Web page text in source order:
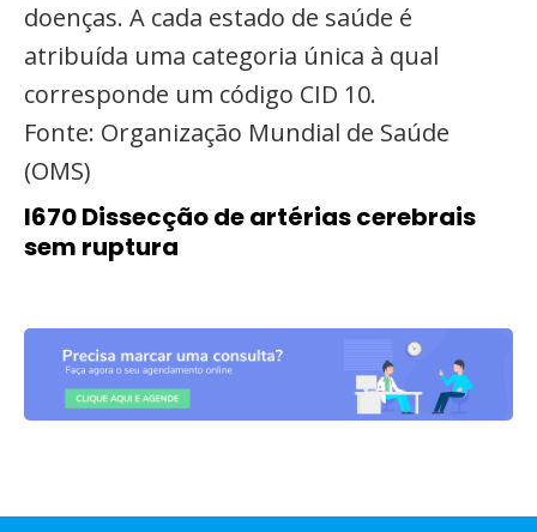
doenças. A cada estado de saúde é
atribuída uma categoria única à qual
corresponde um código CID 10.
Fonte: Organização Mundial de Saúde
(OMS)
I670 Dissecção de artérias cerebrais
sem ruptura